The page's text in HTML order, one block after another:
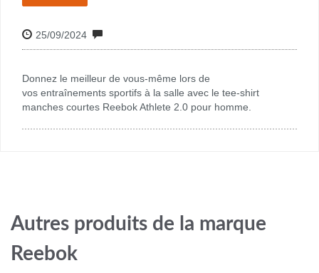
25/09/2024
Donnez le meilleur de vous-même lors de
vos entraînements sportifs à la salle avec le tee-shirt
manches courtes Reebok Athlete 2.0 pour homme.
Autres produits de la marque
Reebok